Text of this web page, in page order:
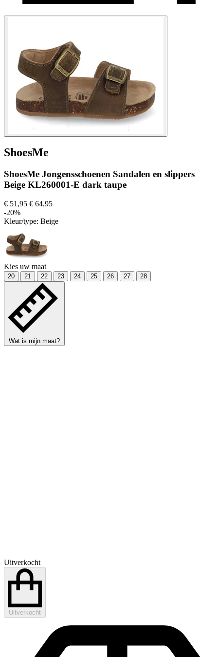
ShoesMe
ShoesMe Jongensschoenen Sandalen en slippers
Beige KL260001-E dark taupe
€ 51,95 € 64,95
-20%
Kleur/type: Beige
Kies uw maat
20 21 22 23 24 25 26 27 28
Wat is mijn maat?
Uitverkocht
Uitverkocht